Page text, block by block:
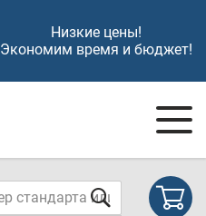
Низкие цены!
Экономим время и бюджет!